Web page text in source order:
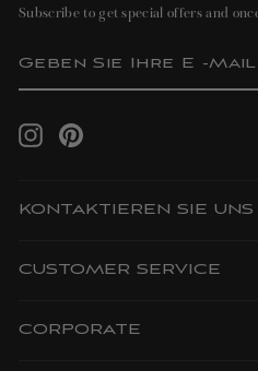
Subscribe to get special offers and
SIE
E
MAIL
EIN
InstagramPinterest
KONTAKTIEREN SIE UNS
CUSTOMER SERVICE
CORPORATE